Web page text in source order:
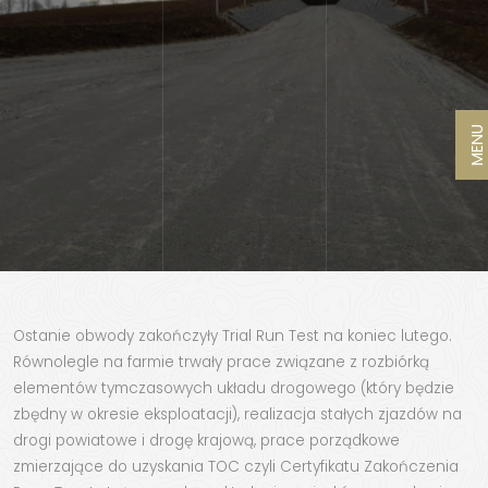
MENU
Ostanie obwody zakończyły Trial Run Test na koniec lutego.
Równolegle na farmie trwały prace związane z rozbiórką
elementów tymczasowych układu drogowego (który będzie
zbędny w okresie eksploatacji), realizacja stałych zjazdów na
drogi powiatowe i drogę krajową, prace porządkowe
zmierzające do uzyskania TOC czyli Certyfikatu Zakończenia